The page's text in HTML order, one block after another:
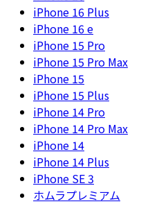
iPhone 16 Plus
iPhone 16 e
iPhone 15 Pro
iPhone 15 Pro Max
iPhone 15
iPhone 15 Plus
iPhone 14 Pro
iPhone 14 Pro Max
iPhone 14
iPhone 14 Plus
iPhone SE 3
ホムラプレミアム